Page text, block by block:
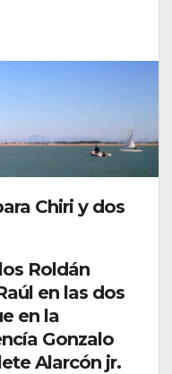
Chiri y dos
Roldán
en las dos
en la
Gonzalo
Alarcón jr.